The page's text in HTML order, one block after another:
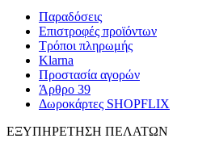
Παραδόσεις
Επιστροφές προϊόντων
Τρόποι πληρωμής
Klarna
Προστασία αγορών
Άρθρο 39
Δωροκάρτες SHOPFLIX
ΕΞΥΠΗΡΕΤΗΣΗ ΠΕΛΑΤΩΝ